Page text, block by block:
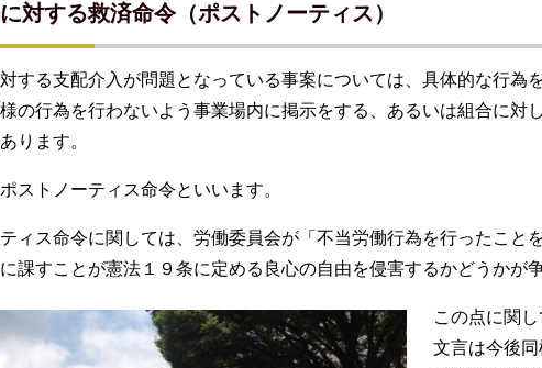
対する救済命令（ポストノーティス）
する支配介入が問題となっている事案については、具体的な行為
の行為を行わないよう事業場内に掲示をする、あるいは組合に対
ります。
ストノーティス命令といいます。
ィス命令に関しては、労働委員会が「不当労働行為を行ったこと
課すことが憲法１９条に定める良心の自由を侵害するかどうかが
この点に関
文言は今後